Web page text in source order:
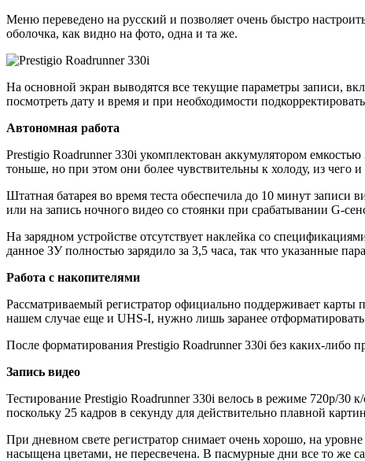
Меню переведено на русский и позволяет очень быстро
оболочка, как видно на фото, одна и та же.
На основной экран выводятся все текущие параметры записи,
посмотреть дату и время и при необходимости
Автономная работа
Prestigio Roadrunner 330i укомплектован аккумулятором
тоньше, но при этом они более чувствительны к холоду, из чего
Штатная батарея во время теста обеспечила до 10 минут
или на запись ночного видео со стоянки при срабатывании G-
На зарядном устройстве отсутствует наклейка со
данное ЗУ полностью зарядило за 3,5 часа, так что указанные
Работа с накопителями
Рассматриваемый регистратор официально поддерживает
нашем случае еще и UHS-I, нужно лишь заранее отформатировать
После форматирования Prestigio Roadrunner 330i без каких-либо
Запись видео
Тестирование Prestigio Roadrunner 330i велось в режиме 720p/
поскольку 25 кадров в секунду для действительно плавной
При дневном свете регистратор снимает очень хорошо, на
насыщена цветами, не пересвечена. В пасмурные дни все то же